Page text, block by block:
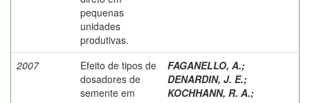
pequenas
unidades
produtivas.
2007
Efeito de tipos de
dosadores de
semente em
FAGANELLO, A.;
DENARDIN, J. E.;
KOCHHANN, R. A.;